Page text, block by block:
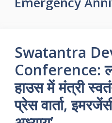
Swatantra
Conference:
हाउस में मंत्री
प्रेस वार्ता,